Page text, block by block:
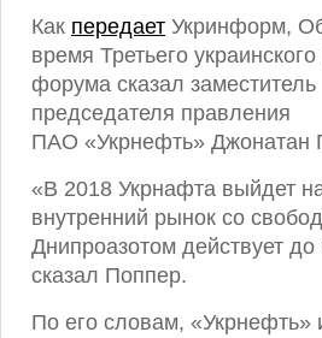
Как передает Укринформ,
время Третьего украинского
форума сказал заместитель
председателя правления
ПАО «Укрнефть» Джонатан
«В 2018 Укрнафта выйдет
внутренний рынок со
Днипроазотом действует
сказал Поппер.
По его словам, «Укрнефть»